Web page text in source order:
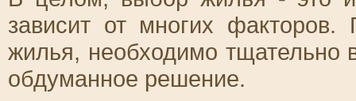
зависит от многих
жилья, необходимо тщательно
обдуманное решение.